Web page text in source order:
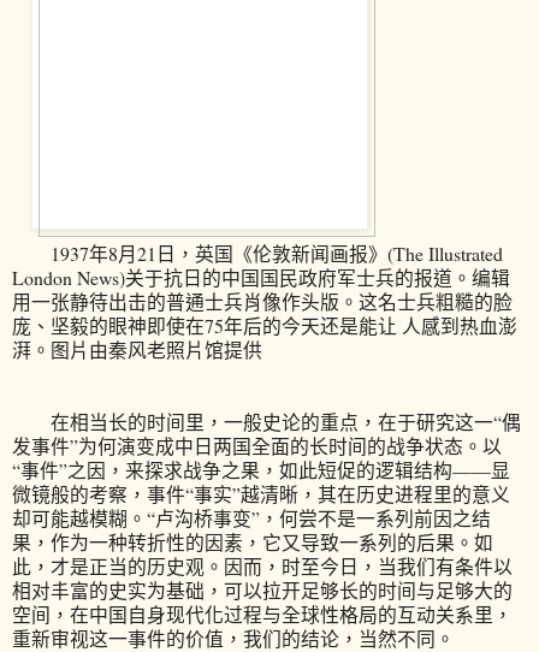
1937年8月21日，英国《伦敦新闻画报》(The Illustrated
London News)关于抗日的中国国民政府军士兵的报道。编辑
用一张静待出击的普通士兵肖像作头版。这名士兵粗糙的脸
庞、坚毅的眼神即使在75年后的今天还是能让 人感到热血澎
湃。图片由秦风老照片馆提供
在相当长的时间里，一般史论的重点，在于研究这一“偶
发事件”为何演变成中日两国全面的长时间的战争状态。以
“事件”之因，来探求战争之果，如此短促的逻辑结构——显
微镜般的考察，事件“事实”越清晰，其在历史进程里的意义
却可能越模糊。“卢沟桥事变”，何尝不是一系列前因之结
果，作为一种转折性的因素，它又导致一系列的后果。如
此，才是正当的历史观。因而，时至今日，当我们有条件以
相对丰富的史实为基础，可以拉开足够长的时间与足够大的
空间，在中国自身现代化过程与全球性格局的互动关系里，
重新审视这一事件的价值，我们的结论，当然不同。